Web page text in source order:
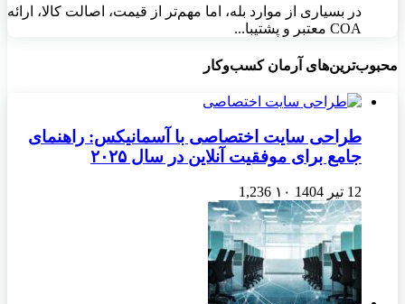
در بسیاری از موارد بله، اما مهم‌تر از قیمت، اصالت کالا، ارائه
COA معتبر و پشتیبا...
محبوب‌ترین‌های آرمان کسب‌وکار
طراحی سایت اختصاصی با آسمانیکس: راهنمای
جامع برای موفقیت آنلاین در سال ۲۰۲۵
12 تیر 1404 ۱۰ 1,236